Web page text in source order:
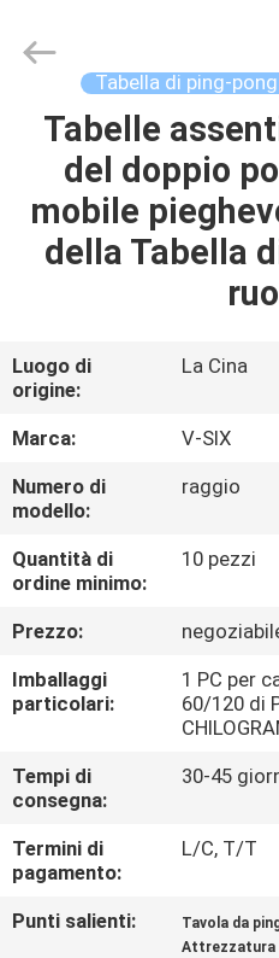
CASA.
PRODOTTI
NOI
VISITA
ALLA
FABBRICA
CONTROLLO
DELLA
QUALITÀ
CONTATTACI
CHIEDI
UN
PREVENTIVO
Dunya
Sports
Tabella di ping-
Tabelle
del doppio
mobile
della Tabella
Luogo di
origine:
La Cina
Marca:
V-SIX
Numero di
modello:
raggio
Quantità di
ordine minimo:
10 pezzi
Prezzo:
Imballaggi
particolari:
1 PC per
60/120 di
Tempi di
consegna:
30-45
Termini di
pagamento:
L/C, T/T
Punti salienti: Tavola da
Attrezzatura